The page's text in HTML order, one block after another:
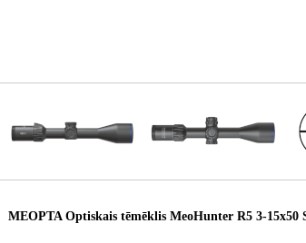
MEOPTA Optiskais tēmēklis MeoHunter R5 3-15x50